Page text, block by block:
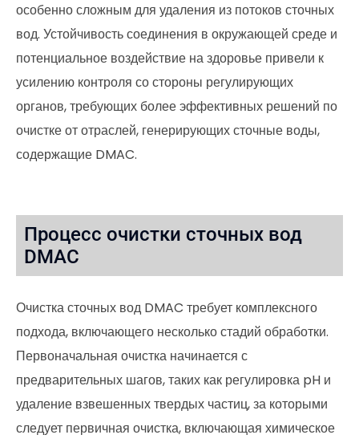
особенно сложным для удаления из потоков сточных
вод. Устойчивость соединения в окружающей среде и
потенциальное воздействие на здоровье привели к
усилению контроля со стороны регулирующих
органов, требующих более эффективных решений по
очистке от отраслей, генерирующих сточные воды,
содержащие DMAC.
Процесс очистки сточных вод
DMAC
Очистка сточных вод DMAC требует комплексного
подхода, включающего несколько стадий обработки.
Первоначальная очистка начинается с
предварительных шагов, таких как регулировка pH и
удаление взвешенных твердых частиц, за которыми
следует первичная очистка, включающая химическое